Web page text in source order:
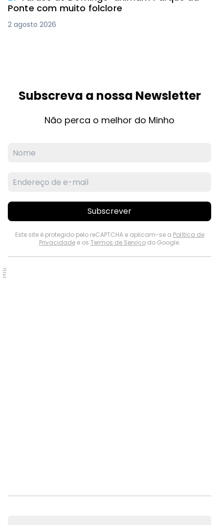
Ponte com muito folclore
2 agosto 2026
Subscreva a nossa Newsletter
Não perca o melhor do Minho
Subscrever
Este site é protegido pelo reCAPTCHA e aplicam-se a Política de
Privacidadee os Termos de Serviçodo Google.
PUB.